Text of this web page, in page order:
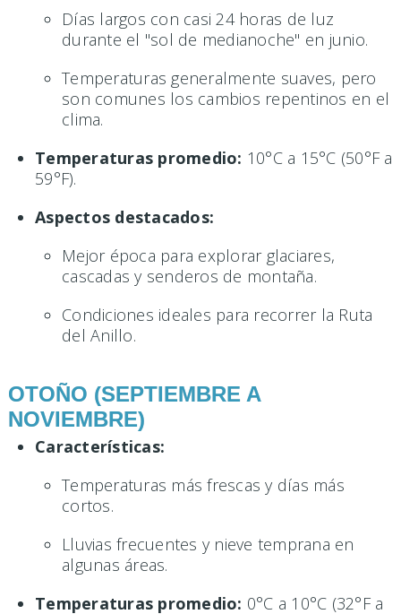
Días largos con casi 24 horas de luz
durante el "sol de medianoche" en junio.
Temperaturas generalmente suaves, pero
son comunes los cambios repentinos en el
clima.
Temperaturas promedio: 10°C a 15°C (50°F a
59°F).
Aspectos destacados:
Mejor época para explorar glaciares,
cascadas y senderos de montaña.
Condiciones ideales para recorrer la Ruta
del Anillo.
OTOÑO (SEPTIEMBRE A
NOVIEMBRE)
Características:
Temperaturas más frescas y días más
cortos.
Lluvias frecuentes y nieve temprana en
algunas áreas.
Temperaturas promedio: 0°C a 10°C (32°F a